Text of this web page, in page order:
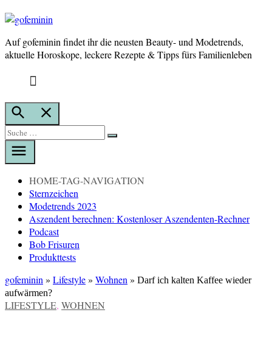
gofeminin
Auf gofeminin findet ihr die neusten Beauty- und Modetrends,
aktuelle Horoskope, leckere Rezepte & Tipps fürs Familienleben
Suche
öffnen
Suche
nach:
Suche
HOME-TAG-NAVIGATION
Sternzeichen
Modetrends 2023
Aszendent berechnen: Kostenloser Aszendenten-Rechner
Podcast
Bob Frisuren
Produkttests
gofeminin » Lifestyle» Wohnen » Darf ich kalten Kaffee wieder
aufwärmen?
VERÖFFENTLICHT
LIFESTYLE, WOHNEN